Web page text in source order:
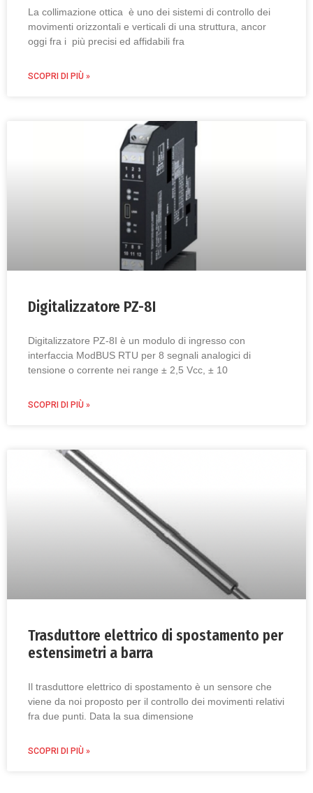
La collimazione ottica è uno dei sistemi di controllo dei
movimenti orizzontali e verticali di una struttura, ancor
oggi fra i più precisi ed affidabili fra
SCOPRI DI PIÙ »
Digitalizzatore PZ-8I
Digitalizzatore PZ-8I è un modulo di ingresso con
interfaccia ModBUS RTU per 8 segnali analogici di
tensione o corrente nei range ± 2,5 Vcc, ± 10
SCOPRI DI PIÙ »
Trasduttore elettrico di spostamento per
estensimetri a barra
Il trasduttore elettrico di spostamento è un sensore che
viene da noi proposto per il controllo dei movimenti relativi
fra due punti. Data la sua dimensione
SCOPRI DI PIÙ »